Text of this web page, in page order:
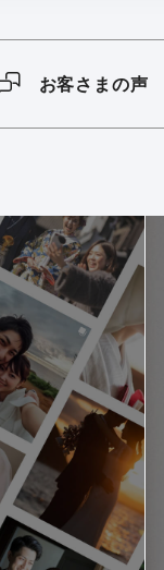
お客さまの声